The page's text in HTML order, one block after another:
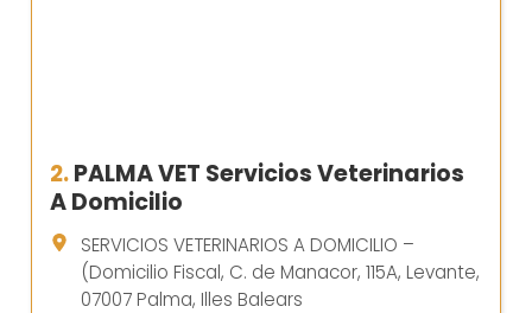
2.PALMA VET Servicios Veterinarios
A Domicilio
SERVICIOS VETERINARIOS A DOMICILIO –
(Domicilio Fiscal, C. de Manacor, 115A, Levante,
07007 Palma, Illes Balears